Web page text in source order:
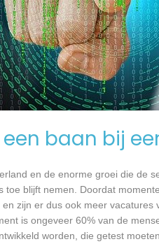
baan bij
en de enorme groei die de
toe blijft nemen. Doordat
zijn er dus ook meer
is ongeveer 60% van de
worden, die getest